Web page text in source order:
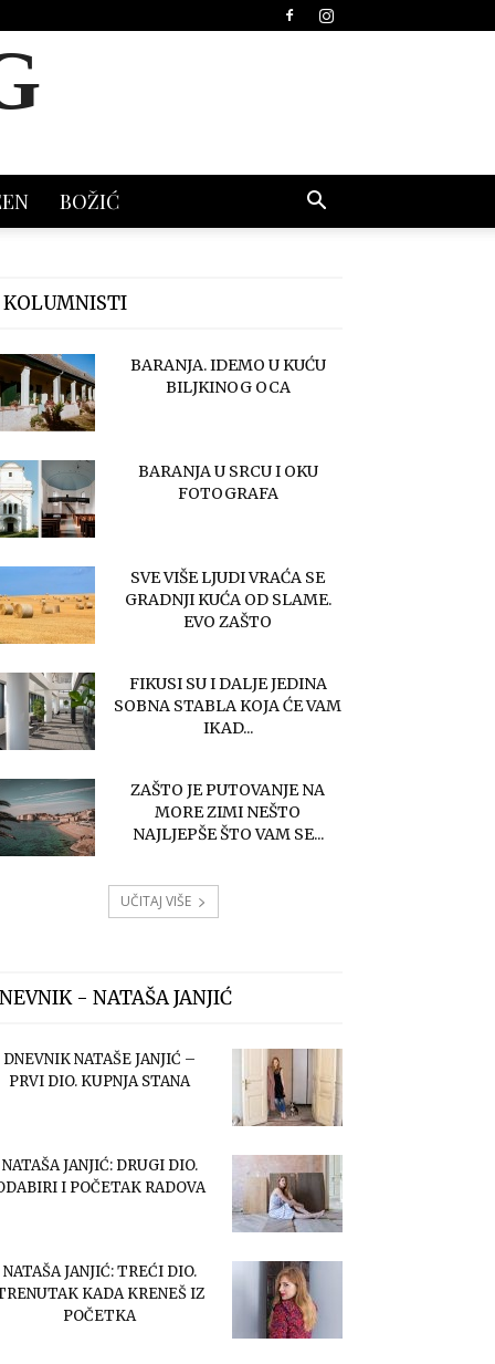
BOŽIĆ
KOLUMNISTI
BARANJA. IDEMO U KUĆU
BILJKINOG OCA
BARANJA U SRCU I OKU
FOTOGRAFA
SVE VIŠE LJUDI VRAĆA SE
GRADNJI KUĆA OD SLAME.
EVO ZAŠTO
FIKUSI SU I DALJE JEDINA
SOBNA STABLA KOJA ĆE VAM
IKAD...
ZAŠTO JE PUTOVANJE NA
MORE ZIMI NEŠTO
NAJLJEPŠE ŠTO VAM SE...
UČITAJ VIŠE
- NATAŠA JANJIĆ
DNEVNIK NATAŠE JANJIĆ –
PRVI DIO. KUPNJA STANA
NATAŠA JANJIĆ: DRUGI DIO.
I POČETAK RADOVA
NATAŠA JANJIĆ: TREĆI DIO.
KADA KRENEŠ IZ
POČETKA